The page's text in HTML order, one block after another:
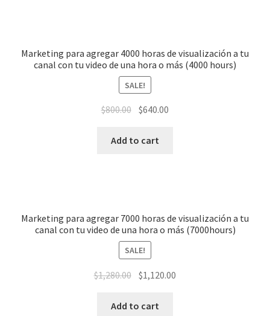
Marketing para agregar 4000 horas de visualización a tu
canal con tu video de una hora o más (4000 hours)
SALE!
$800.00 $640.00
Add to cart
Marketing para agregar 7000 horas de visualización a tu
canal con tu video de una hora o más (7000hours)
SALE!
$1,280.00 $1,120.00
Add to cart